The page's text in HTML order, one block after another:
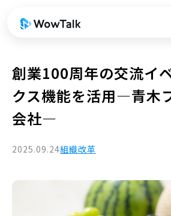
創業100周年の交流イ
クス機能を活用—青木
会社—
2025.09.24組織改革